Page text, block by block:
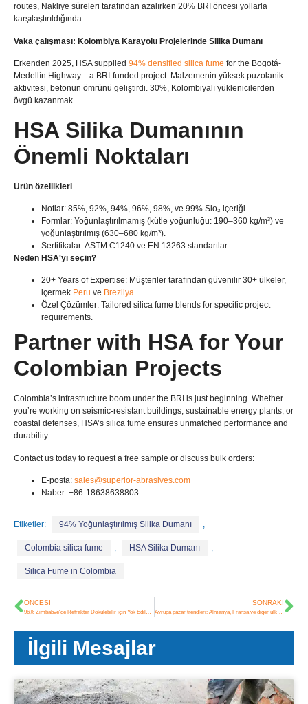
routes, Nakliye süreleri tarafından azalırken 20% BRI öncesi yollarla
karşılaştırıldığında.
Vaka çalışması: Kolombiya Karayolu Projelerinde Silika Dumanı
Erkenden 2025, HSA supplied ​94% densified silica fume ​ for the Bogotá-
Medellín Highway—a BRI-funded project. Malzemenin yüksek puzolanik
aktivitesi, betonun ömrünü geliştirdi. 30%, Kolombiyalı yüklenicilerden
övgü kazanmak.
HSA Silika Dumanının
Önemli Noktaları
Ürün özellikleri
Notlar: 85%, 92%, 94%, 96%, 98%, ve 99% Sio₂ içeriği.
Formlar: Yoğunlaştırılmamış (kütle yoğunluğu: 190–360 kg/m³) ve
yoğunlaştırılmış (630–680 kg/m³).
Sertifikalar: ASTM C1240 ve EN 13263 standartlar.
Neden HSA'yı seçin?​​
​20+ Years of Expertise: Müşteriler tarafından güvenilir 30+ ülkeler,
içermek Peru ve Brezilya.
Özel Çözümler: Tailored silica fume blends for specific project
requirements.
​Partner with HSA for Your
Colombian Projects​
Colombia’s infrastructure boom under the BRI is just beginning. Whether
you’re working on ​seismic-resistant buildings, ​sustainable energy plants, or
​coastal defenses, HSA’s silica fume ensures unmatched performance and
durability.
​Contact us today​ to request a free sample or discuss bulk orders:
E-posta: sales@superior-abrasives.com
Naber: +86-18638638803
Etiketler: 94% Yoğunlaştırılmış Silika Dumanı ,
Colombia silica fume , HSA Silika Dumanı ,
Silica Fume in Colombia
ÖNCESI
96% Zimbabve'de Refrakter Dökülebilir için Yok Edilmeyen Silika Dumanı
SONRAKI
Avrupa pazar trendleri: Almanya, Fransa ve diğer ülkeler’ Microsilica dumanının talebi ve uygulaması
İlgili Mesajlar